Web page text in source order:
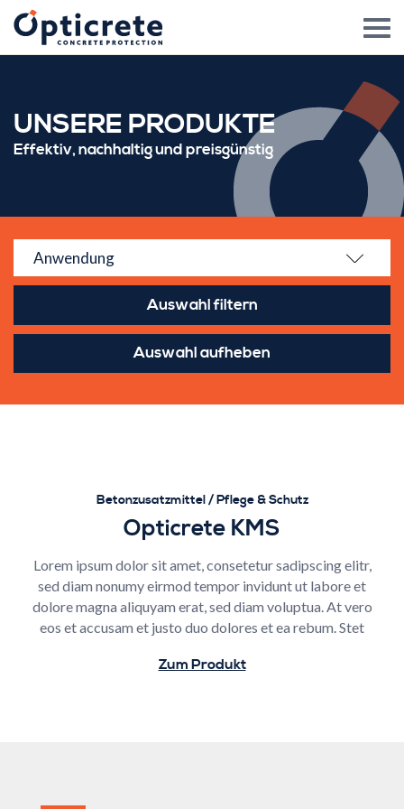
UNSERE PRODUKTE
Effektiv, nachhaltig und preisgünstig
Anwendung
Auswahl aufheben
Betonzusatzmittel / Pflege & Schutz
Opticrete KMS
Lorem ipsum dolor sit amet, consetetur sadipscing elitr,
sed diam nonumy eirmod tempor invidunt ut labore et
dolore magna aliquyam erat, sed diam voluptua. At vero
eos et accusam et justo duo dolores et ea rebum. Stet
Zum Produkt